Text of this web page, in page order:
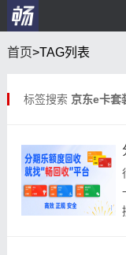
首页>TAG列表
标签搜索 京东e卡套